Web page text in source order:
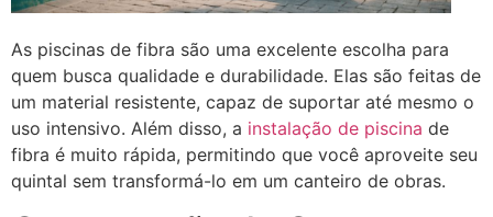
As piscinas de fibra são uma excelente escolha para
quem busca qualidade e durabilidade. Elas são feitas de
um material resistente, capaz de suportar até mesmo o
uso intensivo. Além disso, a instalação de piscina de
fibra é muito rápida, permitindo que você aproveite seu
quintal sem transformá-lo em um canteiro de obras.